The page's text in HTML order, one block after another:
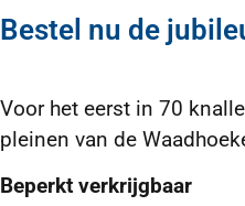
Bestel nu de
Voor het eerst in 70
pleinen van de
Beperkt verkrijgbaar